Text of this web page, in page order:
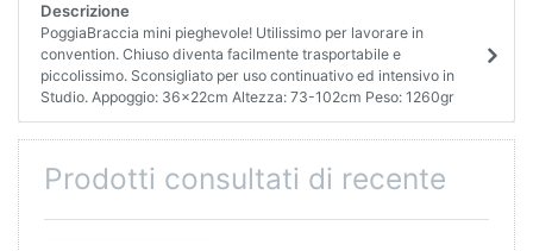
Descrizione
PoggiaBraccia mini pieghevole! Utilissimo per lavorare in
convention. Chiuso diventa facilmente trasportabile e
piccolissimo. Sconsigliato per uso continuativo ed intensivo in
Studio. Appoggio: 36x22cm Altezza: 73-102cm Peso: 1260gr
Prodotti consultati di recente